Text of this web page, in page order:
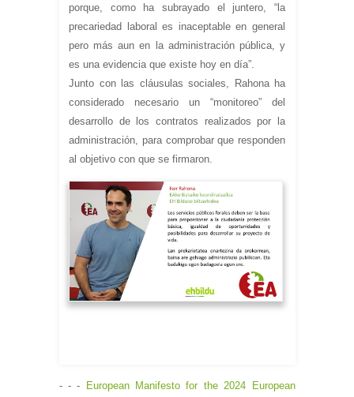
porque, como ha subrayado el juntero, “la
precariedad laboral es inaceptable en general
pero más aun en la administración pública, y
es una evidencia que existe hoy en día”.
Junto con las cláusulas sociales, Rahona ha
considerado necesario un “monitoreo” del
desarrollo de los contratos realizados por la
administración, para comprobar que responden
al objetivo con que se firmaron.
- - - European Manifesto for the 2024 European